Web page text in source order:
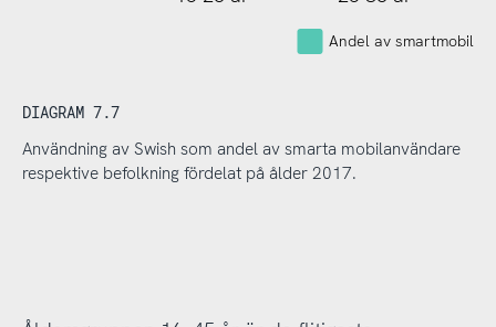
Andel av
DIAGRAM 7.7
Användning av Swish som andel av smarta mobilanvändare
respektive befolkning fördelat på ålder 2017.